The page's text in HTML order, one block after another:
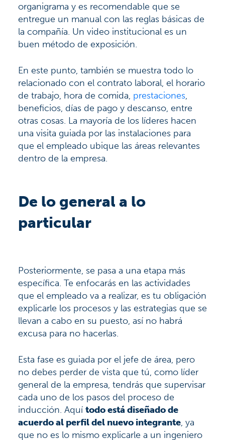
organigrama y es recomendable que se
entregue un manual con las reglas básicas de
la compañía. Un video institucional es un
buen método de exposición.
En este punto, también se muestra todo lo
relacionado con el contrato laboral, el horario
de trabajo, hora de comida, prestaciones,
beneficios, días de pago y descanso, entre
otras cosas. La mayoría de los líderes hacen
una visita guiada por las instalaciones para
que el empleado ubique las áreas relevantes
dentro de la empresa.
De lo general a lo
particular
Posteriormente, se pasa a una etapa más
específica. Te enfocarás en las actividades
que el empleado va a realizar, es tu obligación
explicarle los procesos y las estrategias que se
llevan a cabo en su puesto, así no habrá
excusa para no hacerlas.
Esta fase es guiada por el jefe de área, pero
no debes perder de vista que tú, como líder
general de la empresa, tendrás que supervisar
cada uno de los pasos del proceso de
inducción. Aquí todo está diseñado de
acuerdo al perfil del nuevo integrante, ya
que no es lo mismo explicarle a un ingeniero